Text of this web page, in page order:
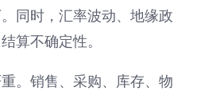
同时，汇率波动、地缘政
算不确定性。
。销售、采购、库存、物